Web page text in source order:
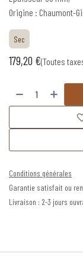
Origine : Chaumont-
Sec
179,20 €(Toutes
Conditions générales
Garantie satisfait ou
Livraison : 2-3 jours